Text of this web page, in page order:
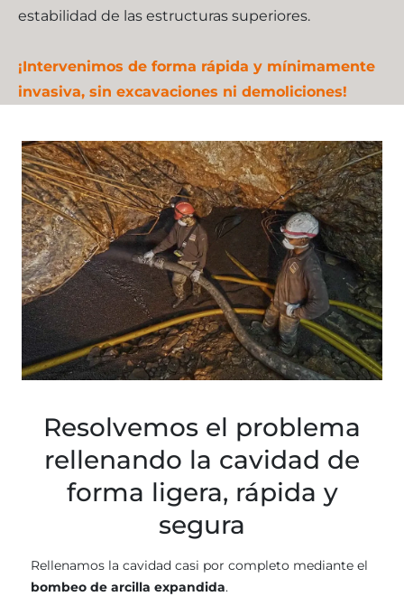
estabilidad de las estructuras superiores.
¡Intervenimos de forma rápida y mínimamente
invasiva, sin excavaciones ni demoliciones!
Resolvemos el problema
rellenando la cavidad de
forma ligera, rápida y
segura
Rellenamos la cavidad casi por completo mediante el
bombeo de arcilla expandida.